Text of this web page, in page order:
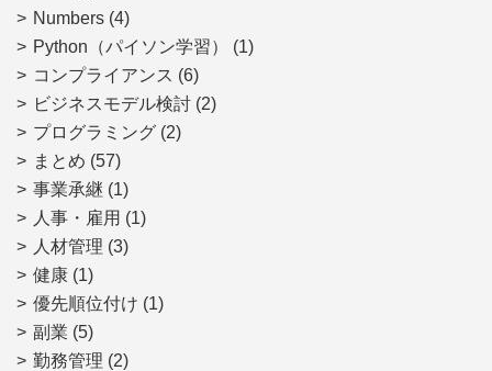
Numbers (4)
Python（パイソン学習）
(1)
コンプライアンス (6)
ビジネスモデル検討 (2)
プログラミング (2)
まとめ (57)
事業承継 (1)
人事・雇用 (1)
人材管理 (3)
健康 (1)
優先順位付け (1)
副業 (5)
勤務管理 (2)